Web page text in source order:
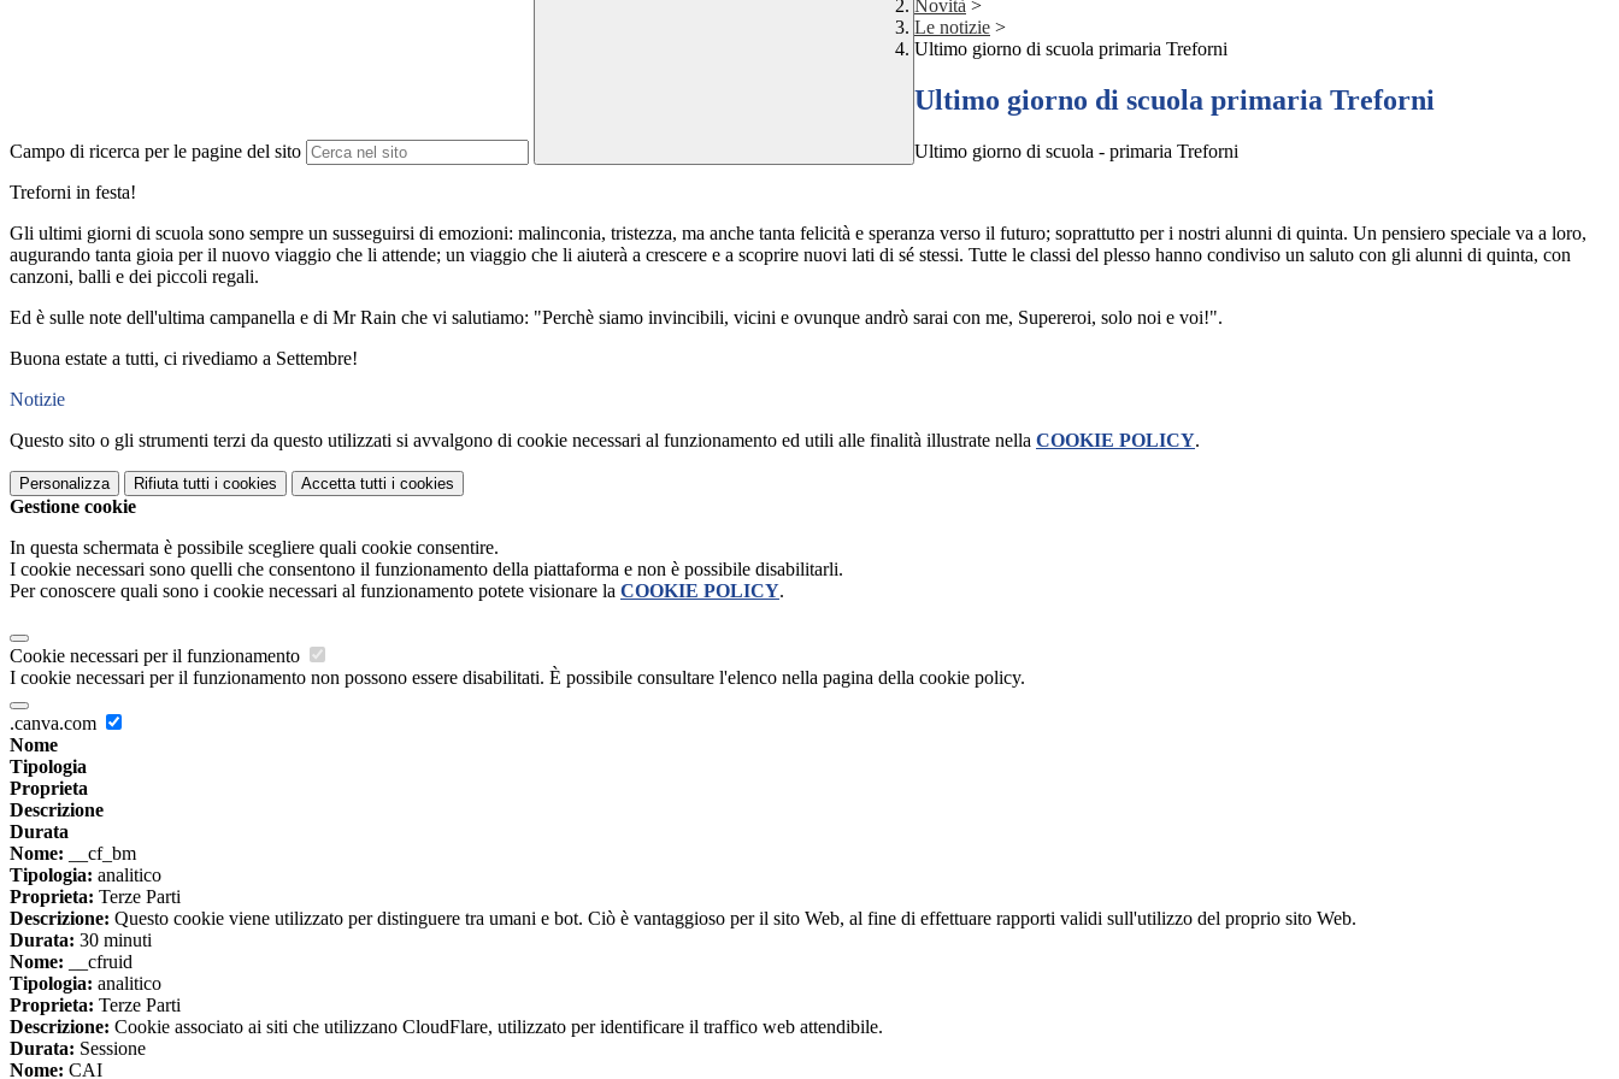
Campo di ricerca per le pagine del sito
Novità >
Le notizie >
Ultimo giorno di scuola primaria Treforni
Ultimo giorno di scuola primaria Treforni
Ultimo giorno di scuola - primaria Treforni
Treforni in festa!
Gli ultimi giorni di scuola sono sempre un susseguirsi di emozioni: malinconia, tristezza, ma anche tanta felicità e speranza verso il futuro; soprattutto per i nostri alunni di quinta. Un pensiero speciale va a loro,
augurando tanta gioia per il nuovo viaggio che li attende; un viaggio che li aiuterà a crescere e a scoprire nuovi lati di sé stessi. Tutte le classi del plesso hanno condiviso un saluto con gli alunni di quinta, con
canzoni, balli e dei piccoli regali.
Ed è sulle note dell'ultima campanella e di Mr Rain che vi salutiamo: "Perchè siamo invincibili, vicini e ovunque andrò sarai con me, Supereroi, solo noi e voi!".
Buona estate a tutti, ci rivediamo a Settembre!
Notizie
Questo sito o gli strumenti terzi da questo utilizzati si avvalgono di cookie necessari al funzionamento ed utili alle finalità illustrate nella COOKIE POLICY.
Personalizza Rifiuta tutti i cookies Accetta tutti i cookies
Gestione cookie
In questa schermata è possibile scegliere quali cookie consentire.
I cookie necessari sono quelli che consentono il funzionamento della piattaforma e non è possibile disabilitarli.
Per conoscere quali sono i cookie necessari al funzionamento potete visionare la COOKIE POLICY.
Cookie necessari per il funzionamento
I cookie necessari per il funzionamento non possono essere disabilitati. È possibile consultare l'elenco nella pagina della cookie policy.
.canva.com
Nome
Tipologia
Proprieta
Descrizione
Durata
Nome: __cf_bm
Tipologia: analitico
Proprieta: Terze Parti
Descrizione: Questo cookie viene utilizzato per distinguere tra umani e bot. Ciò è vantaggioso per il sito Web, al fine di effettuare rapporti validi sull'utilizzo del proprio sito Web.
Durata: 30 minuti
Nome: __cfruid
Tipologia: analitico
Proprieta: Terze Parti
Descrizione: Cookie associato ai siti che utilizzano CloudFlare, utilizzato per identificare il traffico web attendibile.
Durata: Sessione
Nome: CAI